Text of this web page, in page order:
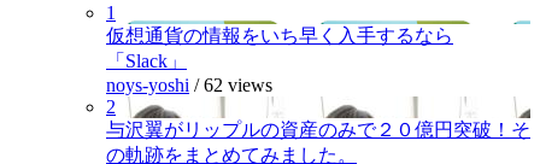
1
仮想通貨の情報をいち早く入手するなら
「Slack」
noys-yoshi /62 views
2
与沢翼がリップルの資産のみで２０億円突破！そ
の軌跡をまとめてみました。